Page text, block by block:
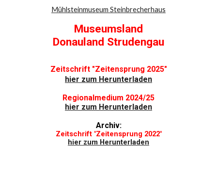
Mühlsteinmuseum Steinbrecherhaus
Museumsland
Donauland Strudengau
Zeitschrift "Zeitensprung 2025"
hier zum Herunterladen
Regionalmedium 2024/25
hier zum H erunterladen
Archiv:
Zeitschrift "Zeitensprung 2022"
hier zum Herunterladen